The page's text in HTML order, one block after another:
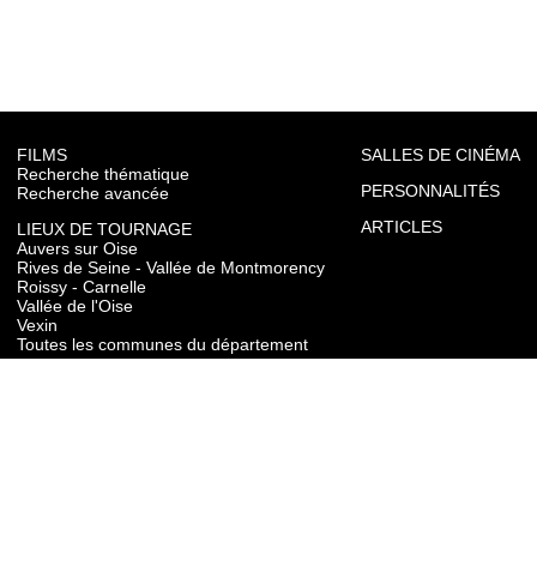
FILMS
Recherche thématique
Recherche avancée
LIEUX DE TOURNAGE
Auvers sur Oise
Rives de Seine - Vallée de Montmorency
Roissy - Carnelle
Vallée de l'Oise
Vexin
Toutes les communes du département
SALLES DE CINÉMA
PERSONNALITÉS
ARTICLES